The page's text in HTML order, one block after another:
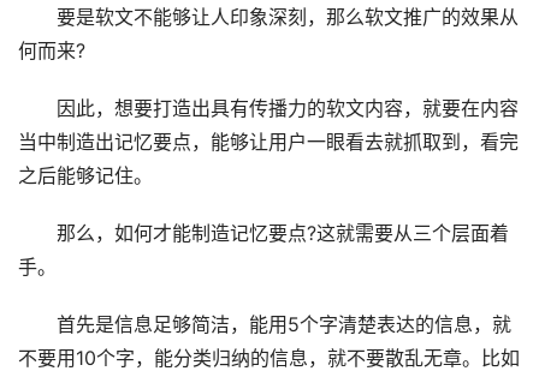
要是软文不能够让人印象深刻，那么软文推广的效果从
何而来?
因此，想要打造出具有传播力的软文内容，就要在内容
当中制造出记忆要点，能够让用户一眼看去就抓取到，看完
之后能够记住。
那么，如何才能制造记忆要点?这就需要从三个层面着
手。
首先是信息足够简洁，能用5个字清楚表达的信息，就
不要用10个字，能分类归纳的信息，就不要散乱无章。比如